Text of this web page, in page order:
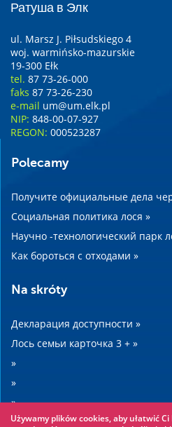
Ратуша в Элк
ul. Marsz J. Piłsudskiego 4
woj. warmińsko-mazurskie
19-300 Ełk
tel. 87 73-26-000
faks 87 73-26-230
e-mail um@um.elk.pl
NIP: 848-00-07-927
REGON: 000523287
Polecamy
Получите официальные дела
Социальная политика лося »
Научно -технологический парк
Как бороться с отходами »
Na skróty
Декларация доступности »
Лось семьи карточка 3 + »
»
»
»
»
Używamy plików cookies, aby ułatwić